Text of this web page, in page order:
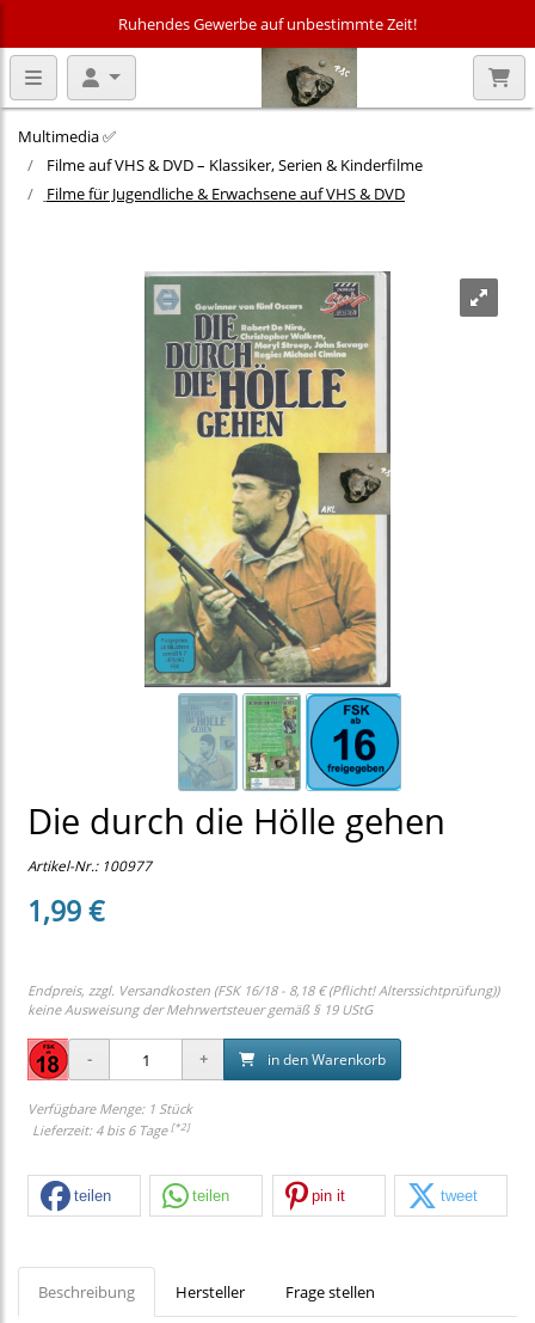
Ruhendes Gewerbe auf unbestimmte Zeit!
Multimedia ✅
Filme auf VHS & DVD – Klassiker, Serien & Kinderfilme
Filme für Jugendliche & Erwachsene auf VHS & DVD
Die durch die Hölle gehen
Artikel-Nr.: 100977
1,99 €
Endpreis, zzgl. Versandkosten (FSK 16/18 - 8,18 € (Pflicht! Alterssichtprüfung))
keine Ausweisung der Mehrwertsteuer gemäß § 19 UStG
in den Warenkorb
Verfügbare Menge: 1 Stück
Lieferzeit: 4 bis 6 Tage [*2]
teilen teilen pin it tweet
Beschreibung Hersteller Frage stellen